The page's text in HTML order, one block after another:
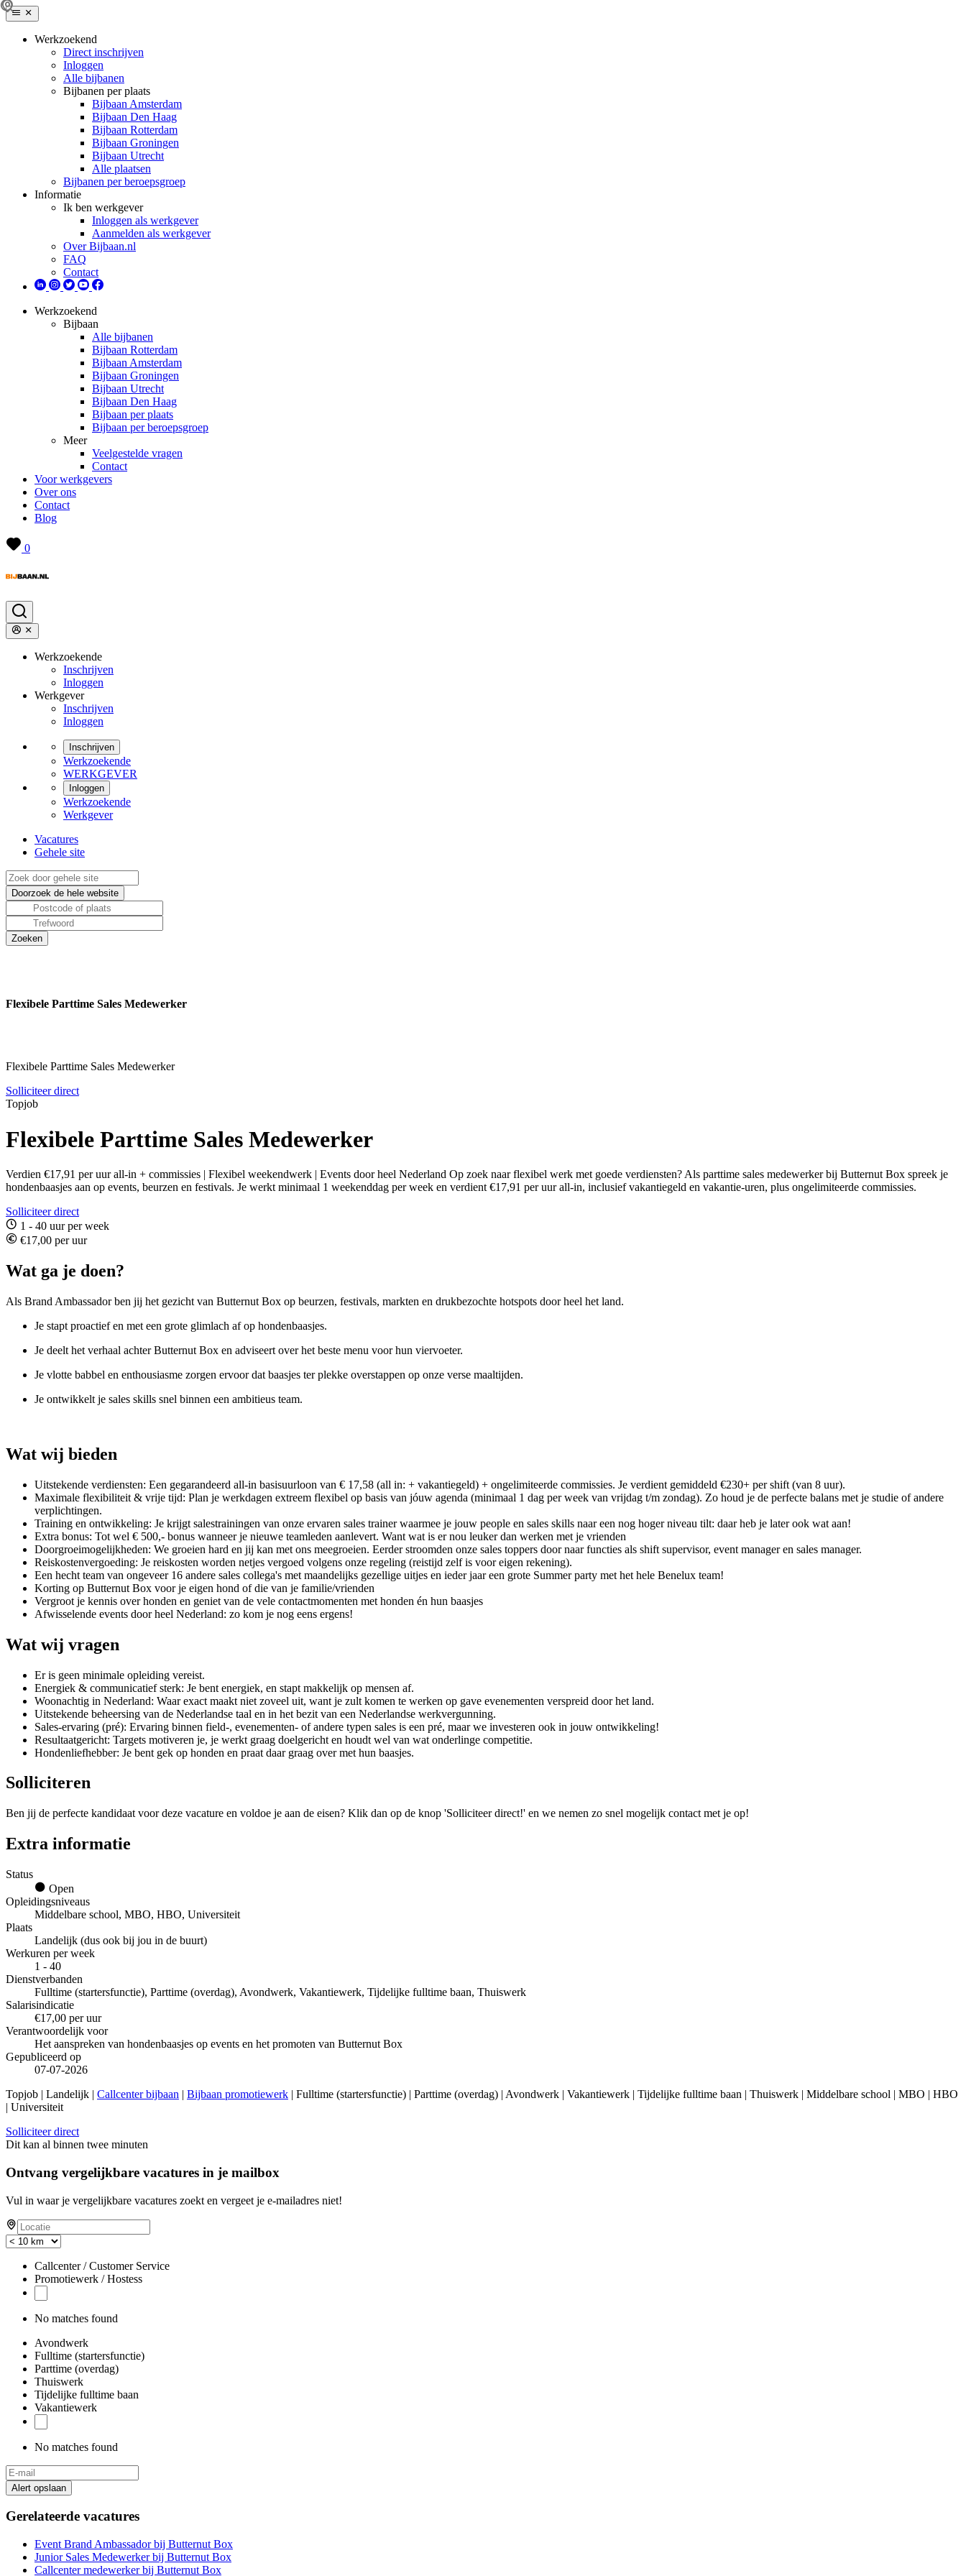
Werkzoekend
Direct inschrijven
Inloggen
Alle bijbanen
Bijbanen per plaats
Bijbaan Amsterdam
Bijbaan Den Haag
Bijbaan Rotterdam
Bijbaan Groningen
Bijbaan Utrecht
Alle plaatsen
Bijbanen per beroepsgroep
Informatie
Ik ben werkgever
Inloggen als werkgever
Aanmelden als werkgever
Over Bijbaan.nl
FAQ
Contact
Werkzoekend
Bijbaan
Alle bijbanen
Bijbaan Rotterdam
Bijbaan Amsterdam
Bijbaan Groningen
Bijbaan Utrecht
Bijbaan Den Haag
Bijbaan per plaats
Bijbaan per beroepsgroep
Meer
Veelgestelde vragen
Contact
Voor werkgevers
Over ons
Contact
Blog
0
Werkzoekende
Inschrijven
Inloggen
Werkgever
Inschrijven
Inloggen
Inschrijven
Werkzoekende
WERKGEVER
Inloggen
Werkzoekende
Werkgever
Vacatures
Gehele site
Flexibele Parttime Sales Medewerker
Flexibele Parttime Sales Medewerker
Solliciteer direct
Topjob
Flexibele Parttime Sales Medewerker
Verdien €17,91 per uur all-in + commissies | Flexibel weekendwerk | Events door heel Nederland Op zoek naar flexibel werk met goede verdiensten? Als parttime sales medewerker bij Butternut Box spreek je
hondenbaasjes aan op events, beurzen en festivals. Je werkt minimaal 1 weekenddag per week en verdient €17,91 per uur all-in, inclusief vakantiegeld en vakantie-uren, plus ongelimiteerde commissies.
Solliciteer direct
1 - 40 uur per week
€17,00 per uur
Wat ga je doen?
Als Brand Ambassador ben jij het gezicht van Butternut Box op beurzen, festivals, markten en drukbezochte hotspots door heel het land.
Je stapt proactief en met een grote glimlach af op hondenbaasjes.
Je deelt het verhaal achter Butternut Box en adviseert over het beste menu voor hun viervoeter.
Je vlotte babbel en enthousiasme zorgen ervoor dat baasjes ter plekke overstappen op onze verse maaltijden.
Je ontwikkelt je sales skills snel binnen een ambitieus team.
Wat wij bieden
Uitstekende verdiensten: Een gegarandeerd all-in basisuurloon van € 17,58 (all in: + vakantiegeld) + ongelimiteerde commissies. Je verdient gemiddeld €230+ per shift (van 8 uur).
Maximale flexibiliteit & vrije tijd: Plan je werkdagen extreem flexibel op basis van jóuw agenda (minimaal 1 dag per week van vrijdag t/m zondag). Zo houd je de perfecte balans met je studie of andere
verplichtingen.
Training en ontwikkeling: Je krijgt salestrainingen van onze ervaren sales trainer waarmee je jouw people en sales skills naar een nog hoger niveau tilt: daar heb je later ook wat aan!
Extra bonus: Tot wel € 500,- bonus wanneer je nieuwe teamleden aanlevert. Want wat is er nou leuker dan werken met je vrienden
Doorgroeimogelijkheden: We groeien hard en jij kan met ons meegroeien. Eerder stroomden onze sales toppers door naar functies als shift supervisor, event manager en sales manager.
Reiskostenvergoeding: Je reiskosten worden netjes vergoed volgens onze regeling (reistijd zelf is voor eigen rekening).
Een hecht team van ongeveer 16 andere sales collega's met maandelijks gezellige uitjes en ieder jaar een grote Summer party met het hele Benelux team!
Korting op Butternut Box voor je eigen hond of die van je familie/vrienden
Vergroot je kennis over honden en geniet van de vele contactmomenten met honden én hun baasjes
Afwisselende events door heel Nederland: zo kom je nog eens ergens!
Wat wij vragen
Er is geen minimale opleiding vereist.
Energiek & communicatief sterk: Je bent energiek, en stapt makkelijk op mensen af.
Woonachtig in Nederland: Waar exact maakt niet zoveel uit, want je zult komen te werken op gave evenementen verspreid door het land.
Uitstekende beheersing van de Nederlandse taal en in het bezit van een Nederlandse werkvergunning.
Sales-ervaring (pré): Ervaring binnen field-, evenementen- of andere typen sales is een pré, maar we investeren ook in jouw ontwikkeling!
Resultaatgericht: Targets motiveren je, je werkt graag doelgericht en houdt wel van wat onderlinge competitie.
Hondenliefhebber: Je bent gek op honden en praat daar graag over met hun baasjes.
Solliciteren
Ben jij de perfecte kandidaat voor deze vacature en voldoe je aan de eisen? Klik dan op de knop 'Solliciteer direct!' en we nemen zo snel mogelijk contact met je op!
Extra informatie
Status
Open
Opleidingsniveaus
Middelbare school, MBO, HBO, Universiteit
Plaats
Landelijk (dus ook bij jou in de buurt)
Werkuren per week
1 - 40
Dienstverbanden
Fulltime (startersfunctie), Parttime (overdag), Avondwerk, Vakantiewerk, Tijdelijke fulltime baan, Thuiswerk
Salarisindicatie
€17,00 per uur
Verantwoordelijk voor
Het aanspreken van hondenbaasjes op events en het promoten van Butternut Box
Gepubliceerd op
07-07-2026
Topjob | Landelijk | Callcenter bijbaan | Bijbaan promotiewerk | Fulltime (startersfunctie) | Parttime (overdag) | Avondwerk | Vakantiewerk | Tijdelijke fulltime baan | Thuiswerk | Middelbare school | MBO | HBO
| Universiteit
Solliciteer direct
Dit kan al binnen twee minuten
Ontvang vergelijkbare vacatures in je mailbox
Vul in waar je vergelijkbare vacatures zoekt en vergeet je e-mailadres niet!
Callcenter / Customer Service
Promotiewerk / Hostess
No matches found
Avondwerk
Fulltime (startersfunctie)
Parttime (overdag)
Thuiswerk
Tijdelijke fulltime baan
Vakantiewerk
No matches found
Alert opslaan
Gerelateerde vacatures
Event Brand Ambassador bij Butternut Box
Junior Sales Medewerker bij Butternut Box
Callcenter medewerker bij Butternut Box